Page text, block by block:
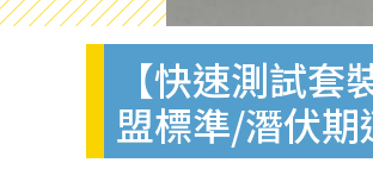
【快速測試
盟標準/潛伏期